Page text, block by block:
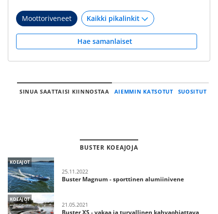
Moottoriveneet
Hae samanlaiset
SINUA SAATTAISI KIINNOSTAA AIEMMIN KATSOTUT SUOSITUT
BUSTER KOEAJOJA
KOEAJOT
25.11.2022
Buster Magnum - sporttinen alumiinivene
KOEAJOT
21.05.2021
Buster XS - vakaa ja turvallinen kahvaohjattava